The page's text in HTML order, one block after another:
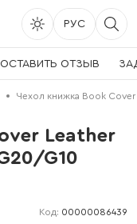
РУС
ОСТАВИТЬ ОТЗЫВ
Чехол книжка Book
Leather
G10
Код: 00000086439